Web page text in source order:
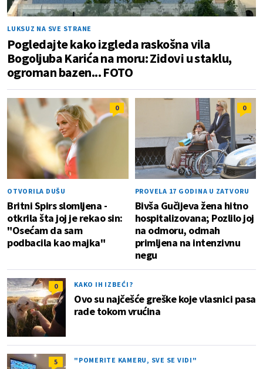
LUKSUZ NA SVE STRANE
Pogledajte kako izgleda raskošna vila
Bogoljuba Karića na moru: Zidovi u staklu,
ogroman bazen... FOTO
0
OTVORILA DUŠU
Britni Spirs slomljena -
otkrila šta joj je rekao sin:
"Osećam da sam
podbacila kao majka"
0
PROVELA 17 GODINA U ZATVORU
Bivša Gučijeva žena hitno
hospitalizovana; Pozlilo joj
na odmoru, odmah
primljena na intenzivnu
negu
0 KAKO IH IZBEĆI?
Ovo su najčešće greške koje vlasnici pasa
rade tokom vrućina
5 "POMERITE KAMERU, SVE SE VIDI"